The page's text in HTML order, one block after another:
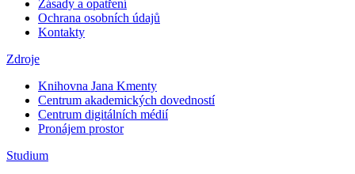
Zásady a opatření
Ochrana osobních údajů
Kontakty
Zdroje
Knihovna Jana Kmenty
Centrum akademických dovedností
Centrum digitálních médií
Pronájem prostor
Studium